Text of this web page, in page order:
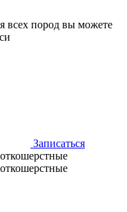
всех пород вы можете
Записаться